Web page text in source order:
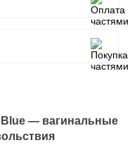
Blue — вагинальные